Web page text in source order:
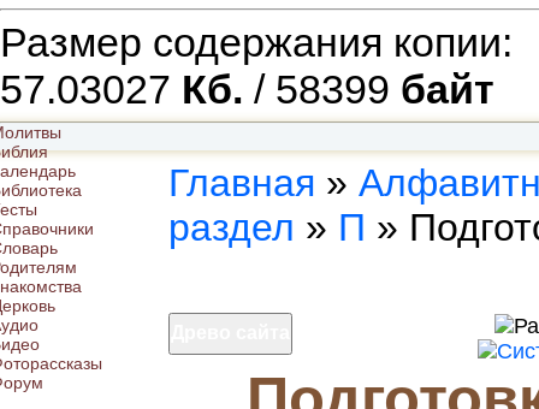
Размер содержания
57.03027 Кб. / 58399 байт
Главная »
раздел » П »